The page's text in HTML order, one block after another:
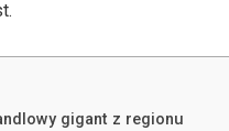
gigant z regionu